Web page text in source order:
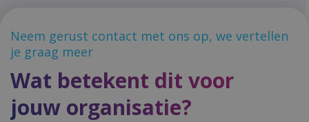
Wat betekent dit voor
jouw organisatie?
Neem gerust contact met ons op, we vertellen
je graag meer